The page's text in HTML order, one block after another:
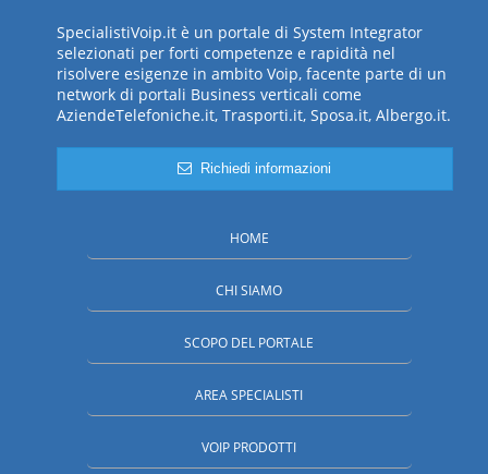
SpecialistiVoip.it è un portale di System Integrator
selezionati per forti competenze e rapidità nel
risolvere esigenze in ambito Voip, facente parte di un
network di portali Business verticali come
AziendeTelefoniche.it, Trasporti.it, Sposa.it, Albergo.it.
Richiedi informazioni
HOME
CHI SIAMO
SCOPO DEL PORTALE
AREA SPECIALISTI
VOIP PRODOTTI